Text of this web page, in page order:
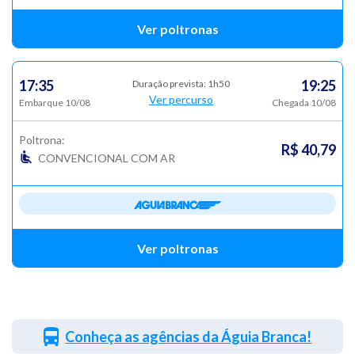
Ver poltronas
17:35
Embarque 10/08
Duração prevista: 1h50
Ver percurso
19:25
Chegada 10/08
Poltrona:
CONVENCIONAL COM AR
R$ 40,79
Ver poltronas
Conheça as agências da Águia Branca!